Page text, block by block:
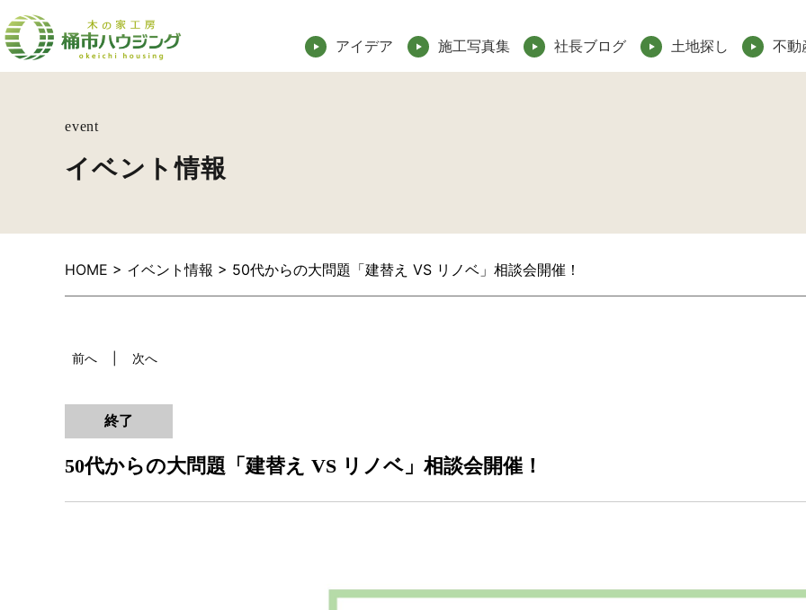
アイデア 施工写真集 社長ブログ 土地探し 不動
event
イベント情報
HOME > イベント情報 > 50代からの大問題「建替え VS リノベ」相談会開催！
前へ 次へ
終了
50代からの大問題「建替え VS リノベ」相談会開催！